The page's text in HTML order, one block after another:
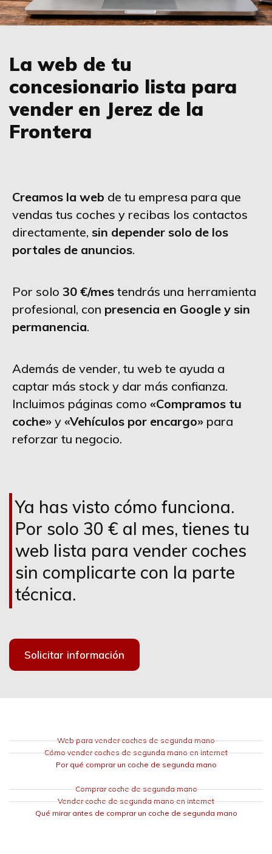
La web de tu
concesionario lista para
vender en Jerez de la
Frontera
Creamos la web de tu empresa para que
vendas tus coches y recibas los contactos
directamente, sin depender solo de los
portales de anuncios.
Por solo 30 €/mes tendrás una herramienta
profesional, con presencia en Google y sin
permanencia.
Además de vender, tu web te ayuda a
captar más stock y dar más confianza.
Incluimos páginas como «Compramos tu
coche» y «Vehículos por encargo» para
reforzar tu negocio.
Ya has visto cómo funciona.
Por solo 30 € al mes, tienes tu
web lista para vender coches
sin complicarte con la parte
técnica.
Solicitar información
Web para vender coches de segunda mano
Cómo vender coches de segunda mano en internet
Por qué comprar un coche de segunda mano
Comprar coche de segunda mano
Vender coche de segunda mano en internet
Qué mirar antes de comprar un coche de segunda mano